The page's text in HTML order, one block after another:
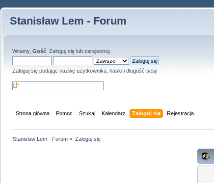
Stanisław Lem - Forum
Witamy, Gość Zaloguj się lub zarejestruj
Zaloguj się podając nazwę użytkownika, hasło i długość sesji
Strona główna Pomoc Szukaj Kalendarz Zaloguj się Rejestracja
Stanisław Lem - Forum » Zaloguj się